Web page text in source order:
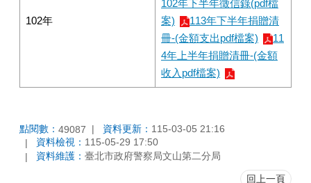
102年
102年下半年徵信錄(pdf檔
案)
113年下半年捐贈清
冊-(金額支出pdf檔案)
11
4年上半年捐贈清冊-(金額
收入pdf檔案)
點閱數： 49087 資料更新： 115-03-05 21:16
資料檢視： 115-05-29 17:50
資料維護： 臺北市政府警察局文山第二分局
回上一頁